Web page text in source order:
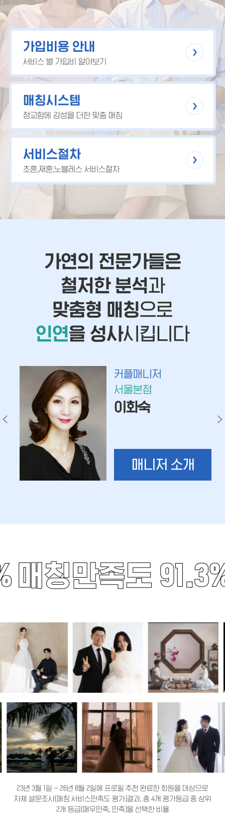
가입비용 안내
서비스 별 가입비 알아보기
매칭시스템
정교함에 감성을 더한 맞춤 매칭
서비스절차
초혼,재혼,노블레스 서비스절차
가연의 전문가들은
철저한 분석과
맞춤형 매칭으로
인연을 성사시킵니다
커플매니저
서울본점
이화숙
매니저 소개
매칭만족도
23년 3월 1일 ~ 26년 8월 2일에 프로필 추천 완료한 회원을 대상으로
자체 설문조사(매칭 서비스만족도 평가)결과, 총 4개 평가등급 중 상위
2개 등급(매우만족, 만족)을 선택한 비율